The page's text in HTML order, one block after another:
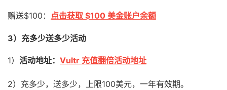
赠送$100： 点击获取 $100 美金账户余额
3）充多少送多少活动
1） 活动地址： Vultr 充值翻倍活动地址
2）充多少，送多少，上限100美元，一年有效期。